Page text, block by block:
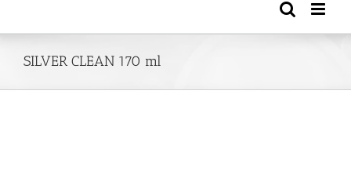
SILVER CLEAN 170 ml